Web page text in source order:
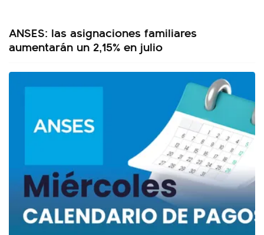
ANSES: las asignaciones familiares
aumentarán un 2,15% en julio